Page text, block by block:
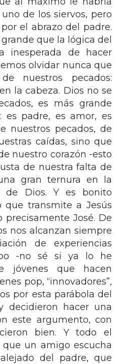
de los siervos, pero
el abrazo del padre.
que la lógica del
inesperada de hacer
olvidar nunca que
nuestros pecados:
la cabeza. Dios no se
es más grande
es padre, es amor, es
nuestros pecados, de
caídas, sino que
nuestro corazón -esto
de nuestra falta de
gran ternura en la
de Dios. Y es bonito
transmite a Jesús
precisamente José. De
nos alcanzan siempre
de experiencias
-no sé si ya lo he
jóvenes que hacen
pop, “innovadores”,
por esta parábola del
decidieron hacer una
este argumento, con
bien. Y todo el
un amigo escucha
del padre, que